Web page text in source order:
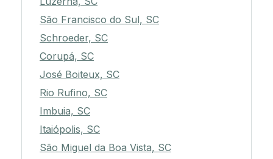
São Francisco do Sul, SC
Schroeder, SC
Corupá, SC
José Boiteux, SC
Rio Rufino, SC
Imbuia, SC
Itaiópolis, SC
São Miguel da Boa Vista, SC